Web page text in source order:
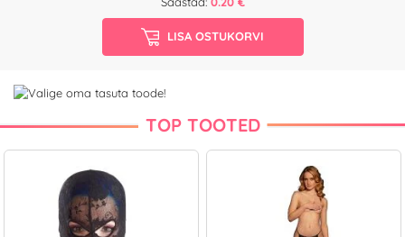
LISA OSTUKORVI
TOP TOOTED